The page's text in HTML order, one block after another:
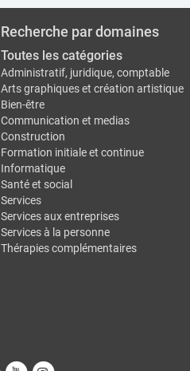
Recherche par domaines
Toutes les catégories
Administratif, juridique, comptable
Arts graphiques et création artistique
Bien-être
Communication et medias
Construction
Formation initiale et continue
Informatique
Santé et social
Services
Services aux entreprises
Services à la personne
Thérapies complémentaires